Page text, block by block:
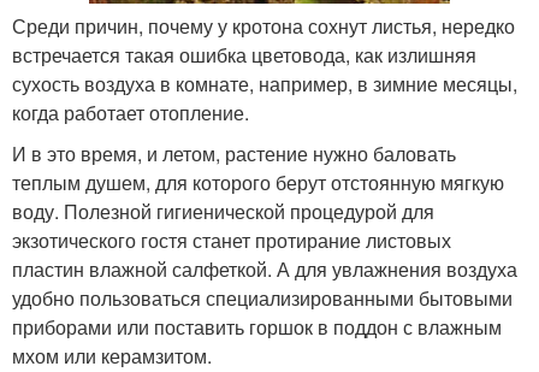
Среди причин, почему у кротона сохнут листья, нередко
встречается такая ошибка цветовода, как излишняя
сухость воздуха в комнате, например, в зимние месяцы,
когда работает отопление.
И в это время, и летом, растение нужно баловать
теплым душем, для которого берут отстоянную мягкую
воду. Полезной гигиенической процедурой для
экзотического гостя станет протирание листовых
пластин влажной салфеткой. А для увлажнения воздуха
удобно пользоваться специализированными бытовыми
приборами или поставить горшок в поддон с влажным
мхом или керамзитом.